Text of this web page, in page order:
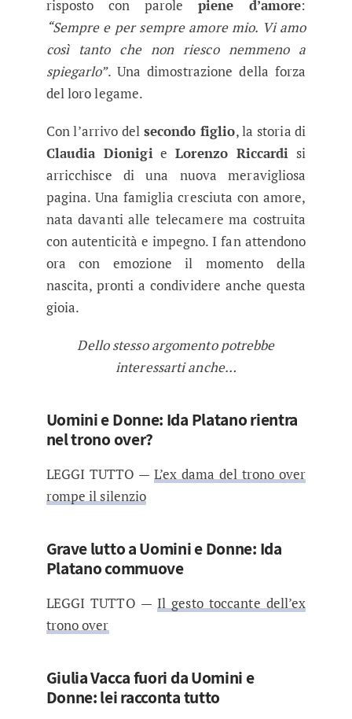
risposto con parole piene d’amore:
“Sempre e per sempre amore mio. Vi amo
così tanto che non riesco nemmeno a
spiegarlo”. Una dimostrazione della forza
del loro legame.
Con l’arrivo del secondo figlio, la storia di
Claudia DionigieLorenzo Riccardi si
arricchisce di una nuova meravigliosa
pagina. Una famiglia cresciuta con amore,
nata davanti alle telecamere ma costruita
con autenticità e impegno. I fan attendono
ora con emozione il momento della
nascita, pronti a condividere anche questa
gioia.
Dello stesso argomento potrebbe
interessarti anche…
Uomini e Donne: Ida Platano rientra
nel trono over?
LEGGI TUTTO — L’ex dama del trono over
rompe il silenzio
Grave lutto a Uomini e Donne: Ida
Platano commuove
LEGGI TUTTO — Il gesto toccante dell’ex
trono over
Giulia Vacca fuori da Uomini e
Donne: lei racconta tutto